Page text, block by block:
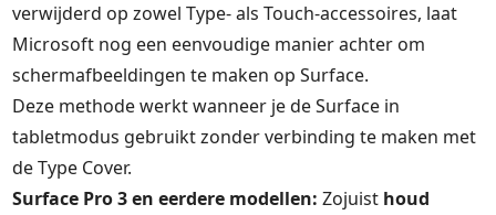
verwijderd op zowel Type- als Touch-accessoires, laat
Microsoft nog een eenvoudige manier achter om
schermafbeeldingen te maken op Surface.
Deze methode werkt wanneer je de Surface in
tabletmodus gebruikt zonder verbinding te maken met
de Type Cover.
Surface Pro 3 en eerdere modellen:Zojuist houd